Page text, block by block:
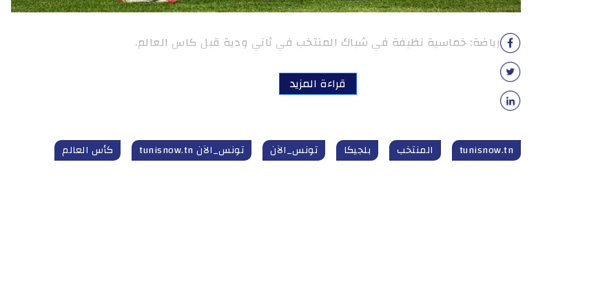
رياضة: خماسية نظيفة في شباك المنتخب في ثاني ودية قبل كاس العالم.
قراءة المزيد
tunisnow.tn المنتخب بلجيكا تونس_الآن تونس_الآن tunisnow.tn كأس العالم